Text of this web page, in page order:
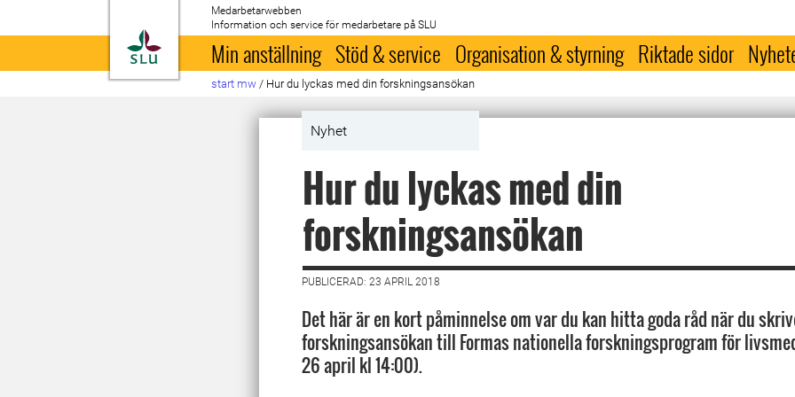
Till startsida
Medarbetarwebben
Information och service för medarbetare på SLU
Min anställning Stöd & service Organisation & styrning Riktade sidor
start mw / Hur du lyckas med din forskningsansökan
Nyhet
Hur du lyckas med din
forskningsansökan
PUBLICERAD: 23 APRIL 2018
Det här är en kort påminnelse om var du kan hitta goda råd när du
forskningsansökan till Formas nationella forskningsprogram för
26 april kl 14:00).